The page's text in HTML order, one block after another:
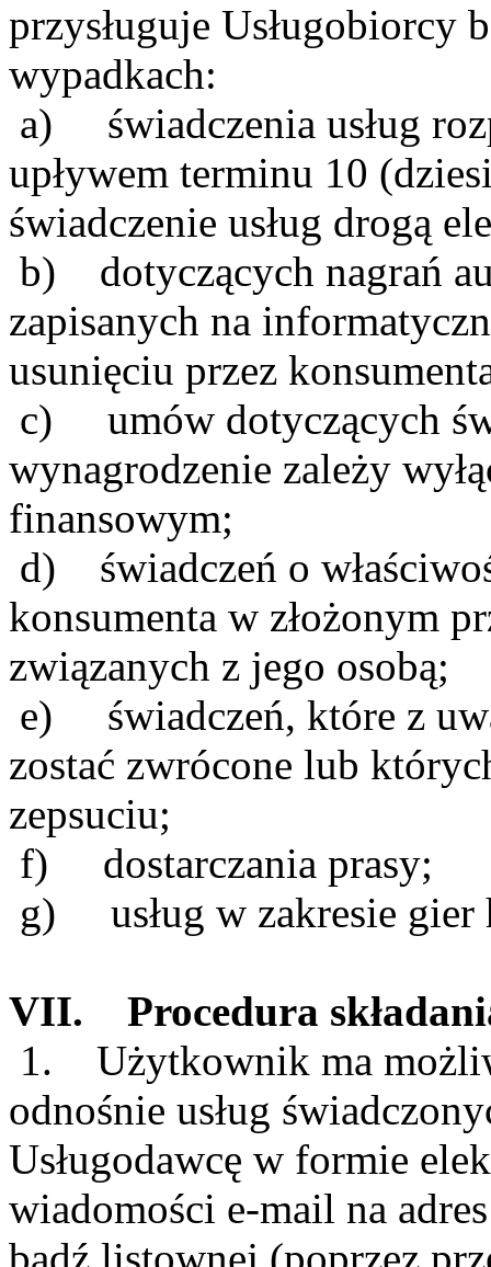
przysługuje Usługobiorcy
wypadkach:
a) świadczenia usług
upływem terminu 10
świadczenie usług drogą
b) dotyczących nagrań
zapisanych na
usunięciu przez
c) umów dotyczących
wynagrodzenie zależy
finansowym;
d) świadczeń o
konsumenta w złożonym
związanych z jego osobą;
e) świadczeń, które z
zostać zwrócone lub
zepsuciu;
f) dostarczania prasy;
g) usług w zakresie gier
VII. Procedura
1. Użytkownik ma
odnośnie usług
Usługodawcę w formie
wiadomości e-mail na